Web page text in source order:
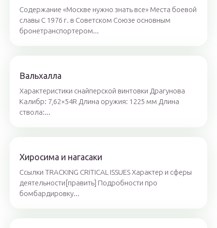
Содержание «Москве нужно знать все» Места боевой
славы С 1976 г. в Советском Союзе основным
бронетранспортером...
Вальхалла
Характеристики снайперской винтовки Драгунова
Калибр: 7,62×54R Длина оружия: 1225 мм Длина
ствола:...
Хиросима и нагасаки
Ссылки TRACKING CRITICAL ISSUES Характер и сферы
деятельности[править] Подробности про
бомбардировку...